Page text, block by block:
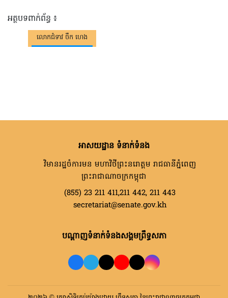
អត្ថបទពាក់ព័ន្ធ ៖
លោកជំទាវ ចឹក ហេង
អាសយដ្ឋាន ទំនាក់ទំនង
វិមានរដ្ឋចំការមន មហាវិថីព្រះនរោត្តម រាជធានីភ្នំពេញ
ព្រះរាជាណាចក្រកម្ពុជា
(855) 23 211 411,211 442, 211 443
secretariat@senate.gov.kh
បណ្តាញទំនាក់ទំនងសង្គមព្រឹទ្ធសភា